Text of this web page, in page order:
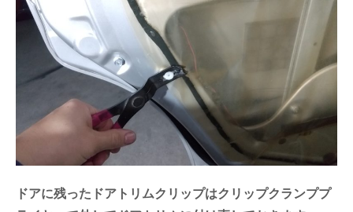
ドアに残ったドアトリムクリップはクリップクランププ